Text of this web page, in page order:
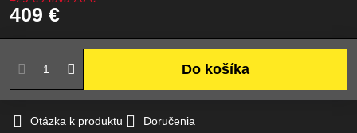
409 €
Do košíka
Otázka k produktu Doručenia